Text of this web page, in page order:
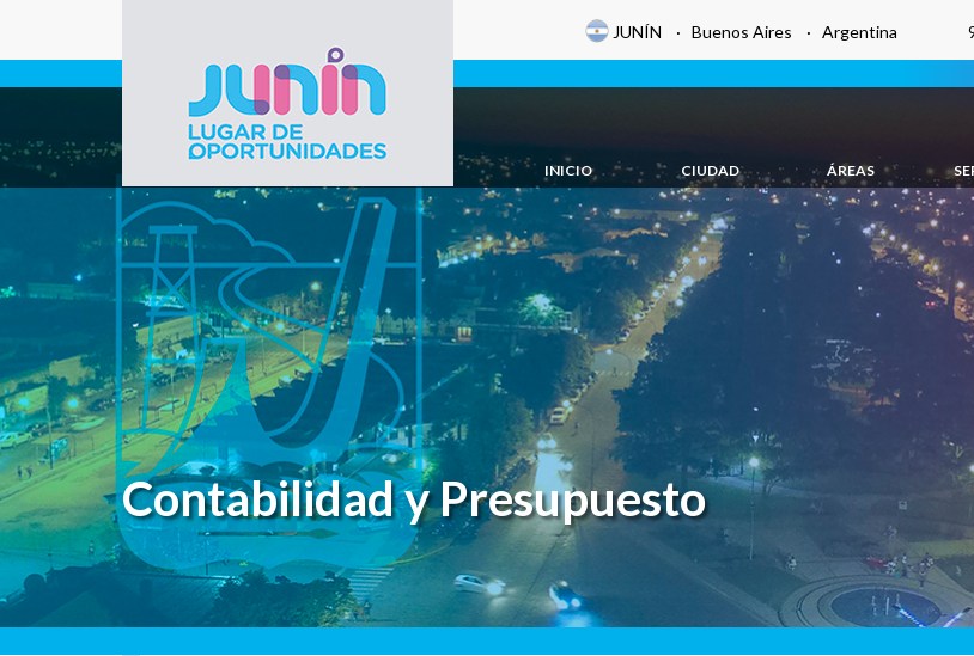
Gobierno de
Junín
JUNÍN · Buenos Aires · Argentina
INICIO CIUDAD ÁREAS
Contabilidad y Presupuesto